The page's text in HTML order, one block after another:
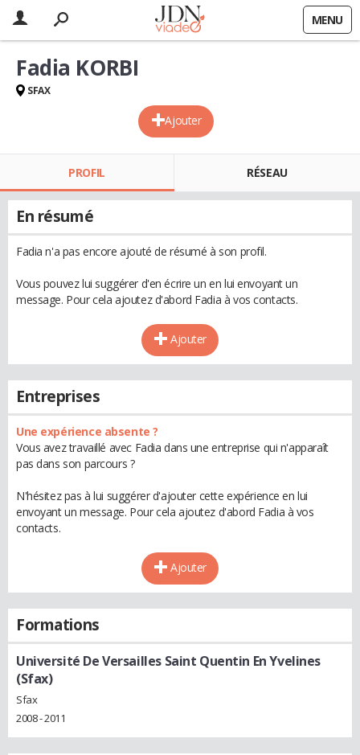
MENU
Ajouter
Fadia KORBI
SFAX
PROFIL RÉSEAU
En résumé
Fadia n'a pas encore ajouté de résumé à son profil.
Vous pouvez lui suggérer d'en écrire un en lui envoyant un
message. Pour cela ajoutez d'abord Fadia à vos contacts.
Ajouter
Entreprises
Une expérience absente ?
Vous avez travaillé avec Fadia dans une entreprise qui n'apparaît
pas dans son parcours ?
N'hésitez pas à lui suggérer d'ajouter cette expérience en lui
envoyant un message. Pour cela ajoutez d'abord Fadia à vos
contacts.
Ajouter
Formations
Université De Versailles Saint Quentin En Yvelines
(Sfax)
Sfax
2008 - 2011